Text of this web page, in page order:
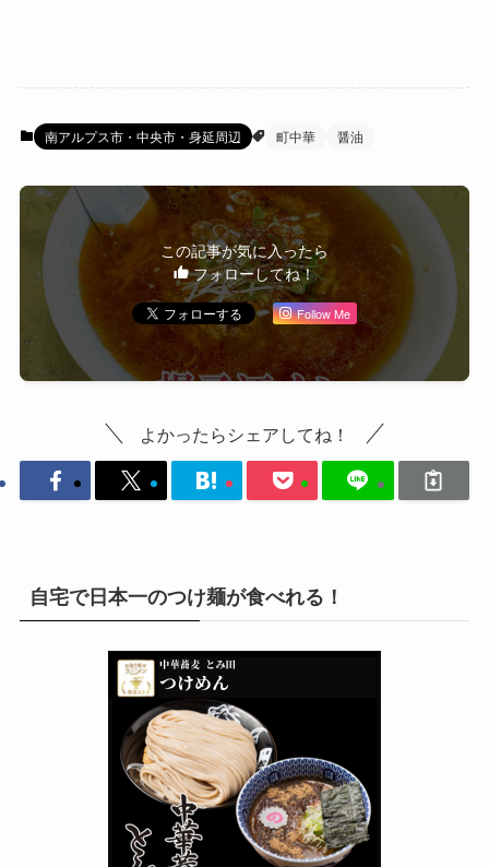
南アルプス市・中央市・身延周辺 町中華 醤油
この記事が気に入ったら
フォローしてね！
Follow Me
よかったらシェアしてね！
自宅で日本一のつけ麺が食べれる！